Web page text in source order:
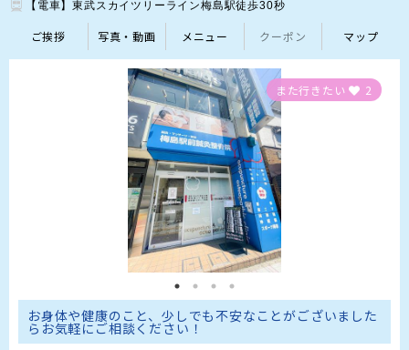
【電車】東武スカイツリーライン梅島駅徒歩30秒
ご挨拶 写真・動画 メニュー クーポン マップ
また行きたい 2
お身体や健康のこと、少しでも不安なことがございました
らお気軽にご相談ください！